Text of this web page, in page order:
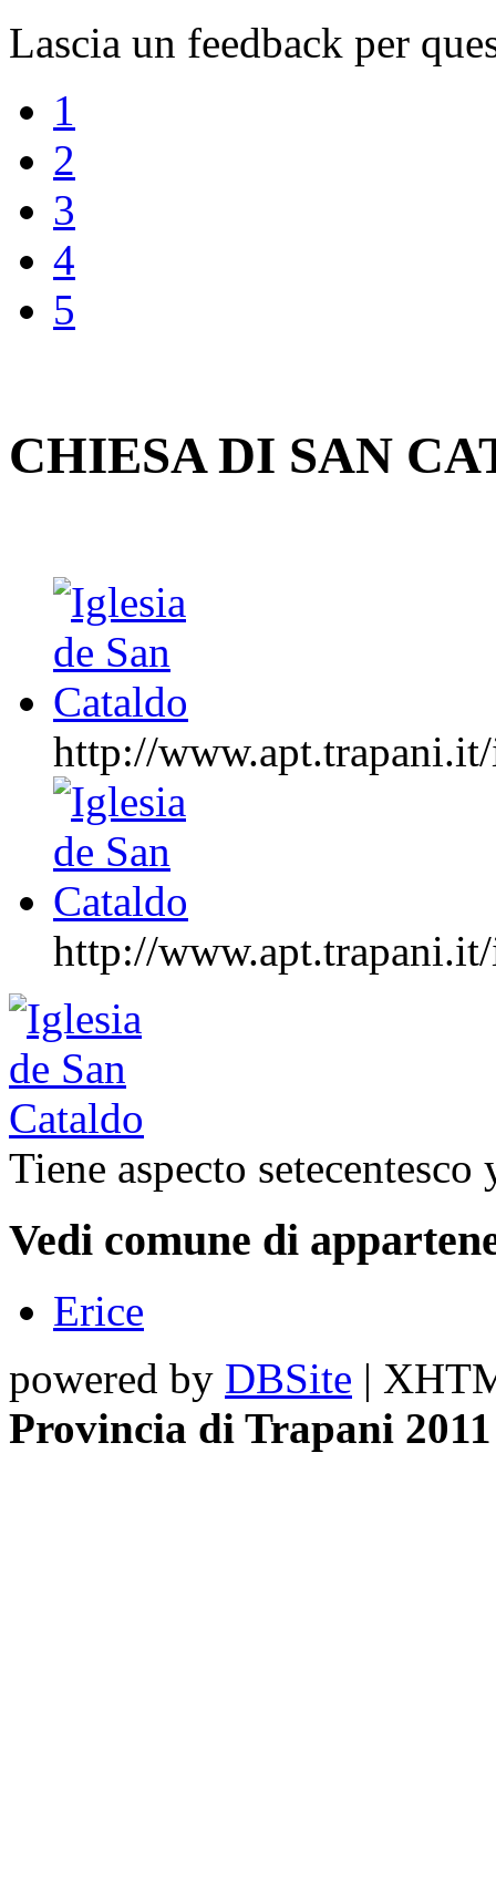
Lascia un feedback per
1
2
3
4
5
CHIESA DI SAN
http://
http://
Tiene aspecto
Vedi comune di
Erice
powered by DBSite |
Provincia di Trapani 2011